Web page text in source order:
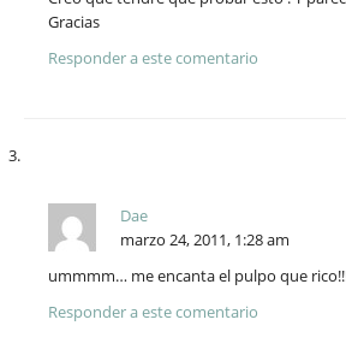
Gracias
Responder a este comentario
Dae
marzo 24, 2011, 1:28 am
ummmm… me encanta el pulpo que
Responder a este comentario